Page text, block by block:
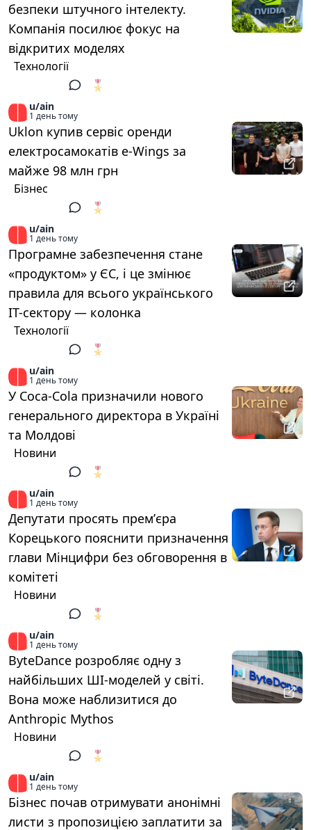
безпеки штучного інтелекту.
Компанія посилює фокус на
відкритих моделях
Технології
🎖️
u/ain
1 день тому
Uklon купив сервіс оренди
електросамокатів e-Wings за
майже 98 млн грн
Бізнес
🎖️
u/ain
1 день тому
Програмне забезпечення стане
«продуктом» у ЄС, і це змінює
правила для всього українського
ІТ-сектору — колонка
Технології
🎖️
u/ain
1 день тому
У Coca-Cola призначили нового
генерального директора в Україні
та Молдові
Новини
🎖️
u/ain
1 день тому
Депутати просять премʼєра
Корецького пояснити призначення
глави Мінцифри без обговорення в
комітеті
Новини
🎖️
u/ain
1 день тому
ByteDance розробляє одну з
найбільших ШІ-моделей у світі.
Вона може наблизитися до
Anthropic Mythos
Новини
🎖️
u/ain
1 день тому
Бізнес почав отримувати анонімні
листи з пропозицією заплатити за